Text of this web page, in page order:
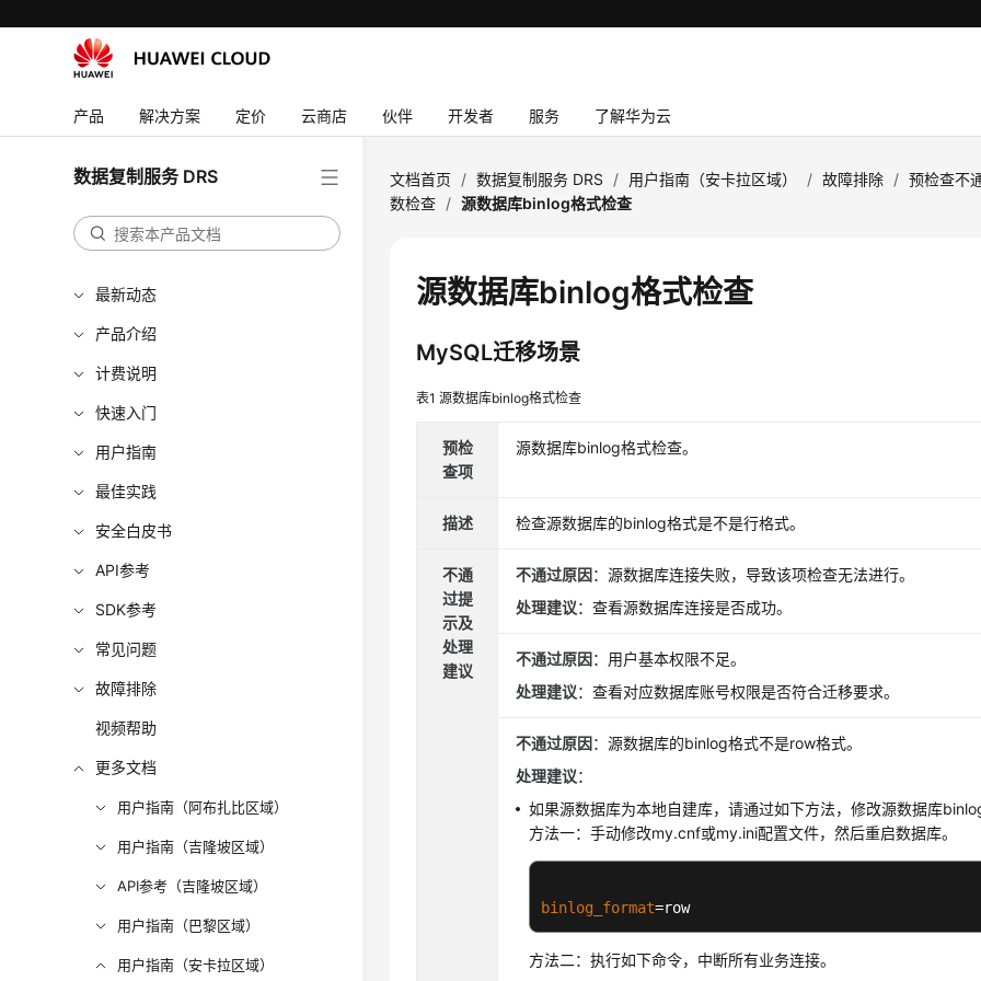
产品 解决方案 定价 云商店 伙伴 开发者 服务 了解华为云
数据复制服务 DRS
最新动态
产品介绍
计费说明
快速入门
用户指南
最佳实践
安全白皮书
API参考
SDK参考
常见问题
故障排除
视频帮助
更多文档
用户指南（阿布扎比区域）
用户指南（吉隆坡区域）
API参考（吉隆坡区域）
用户指南（巴黎区域）
用户指南（安卡拉区域）
文档首页 / 数据复制服务 DRS / 用户指南（安卡拉区域） / 故障排除 / 预检查不
数检查 / 源数据库binlog格式检查
源数据库binlog格式检查
MySQL迁移场景
表1源数据库binlog格式检查
预检
查项
源数据库binlog格式检查。
描述 检查源数据库的binlog格式是不是行格式。
不通
过提
示及
处理
建议
不通过原因：源数据库连接失败，导致该项检查无法进行。
处理建议：查看源数据库连接是否成功。
不通过原因：用户基本权限不足。
处理建议：查看对应数据库账号权限是否符合迁移要求。
不通过原因：源数据库的binlog格式不是row格式。
处理建议：
如果源数据库为本地自建库，请通过如下方法，修改源数据库
方法一：手动修改my.cnf或my.ini配置文件，然后重启数据库。
binlog_format=row
方法二：执行如下命令，中断所有业务连接。